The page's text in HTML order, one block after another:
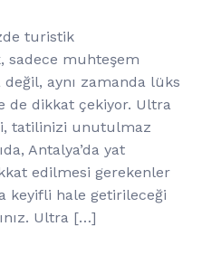
turistik
sadece muhteşem
değil, aynı zamanda lüks
de dikkat çekiyor. Ultra
tatilinizi unutulmaz
Antalya’da yat
edilmesi gerekenler
keyifli hale getirileceği
Ultra […]